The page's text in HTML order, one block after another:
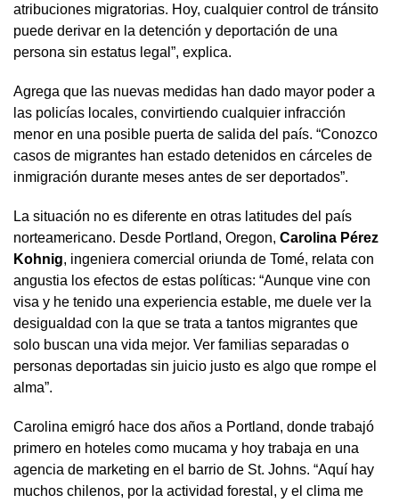
atribuciones migratorias. Hoy, cualquier control de tránsito
puede derivar en la detención y deportación de una
persona sin estatus legal”, explica.
Agrega que las nuevas medidas han dado mayor poder a
las policías locales, convirtiendo cualquier infracción
menor en una posible puerta de salida del país. “Conozco
casos de migrantes han estado detenidos en cárceles de
inmigración durante meses antes de ser deportados”.
La situación no es diferente en otras latitudes del país
norteamericano. Desde Portland, Oregon, Carolina Pérez
Kohnig, ingeniera comercial oriunda de Tomé, relata con
angustia los efectos de estas políticas: “Aunque vine con
visa y he tenido una experiencia estable, me duele ver la
desigualdad con la que se trata a tantos migrantes que
solo buscan una vida mejor. Ver familias separadas o
personas deportadas sin juicio justo es algo que rompe el
alma”.
Carolina emigró hace dos años a Portland, donde trabajó
primero en hoteles como mucama y hoy trabaja en una
agencia de marketing en el barrio de St. Johns. “Aquí hay
muchos chilenos, por la actividad forestal, y el clima me